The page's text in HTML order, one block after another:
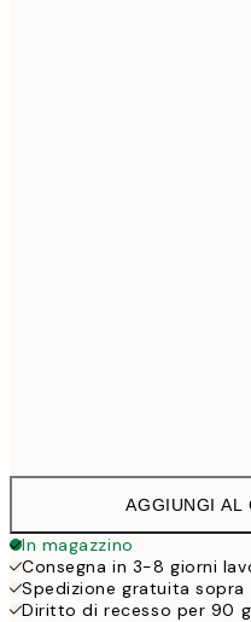
AGGIUNGI AL
In magazzino
Consegna in 3-8 giorni
Spedizione gratuita sopra
Diritto di recesso per 90